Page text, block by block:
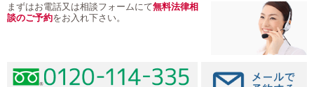
まずはお電話又は相談フォームにて無料法律相
談のご予約をお入れ下さい。